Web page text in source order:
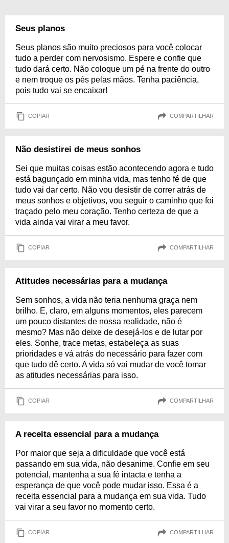
Seus planos
Seus planos são muito preciosos para você colocar
tudo a perder com nervosismo. Espere e confie que
tudo dará certo. Não coloque um pé na frente do outro
e nem troque os pés pelas mãos. Tenha paciência,
pois tudo vai se encaixar!
COPIAR COMPARTILHAR
Não desistirei de meus sonhos
Sei que muitas coisas estão acontecendo agora e tudo
está bagunçado em minha vida, mas tenho fé de que
tudo vai dar certo. Não vou desistir de correr atrás de
meus sonhos e objetivos, vou seguir o caminho que foi
traçado pelo meu coração. Tenho certeza de que a
vida ainda vai virar a meu favor.
COPIAR COMPARTILHAR
Atitudes necessárias para a mudança
Sem sonhos, a vida não teria nenhuma graça nem
brilho. E, claro, em alguns momentos, eles parecem
um pouco distantes de nossa realidade, não é
mesmo? Mas não deixe de desejá-los e de lutar por
eles. Sonhe, trace metas, estabeleça as suas
prioridades e vá atrás do necessário para fazer com
que tudo dê certo. A vida só vai mudar de você tomar
as atitudes necessárias para isso.
COPIAR COMPARTILHAR
A receita essencial para a mudança
Por maior que seja a dificuldade que você está
passando em sua vida, não desanime. Confie em seu
potencial, mantenha a sua fé intacta e tenha a
esperança de que você pode mudar isso. Essa é a
receita essencial para a mudança em sua vida. Tudo
vai virar a seu favor no momento certo.
COPIAR COMPARTILHAR